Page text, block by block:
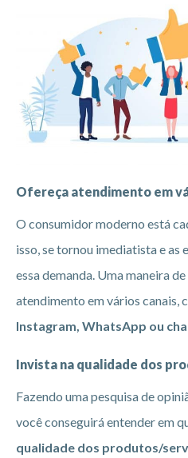
Ofereça atendimento em
O consumidor moderno está
isso, se tornou imediatista e as
essa demanda. Uma maneira
atendimento em vários canais,
Instagram, WhatsApp ou
Invista na qualidade dos
Fazendo uma pesquisa de
você conseguirá entender em
qualidade dos produtos/